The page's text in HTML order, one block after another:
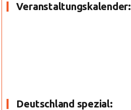
Veranstaltungskalender:
Deutschland spezial: